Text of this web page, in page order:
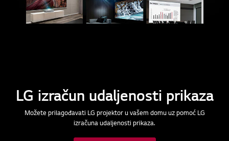
LG izračun udaljenosti prikaza
Možete prilagođavati LG projektor u vašem domu uz pomoć LG
izračuna udaljenosti prikaza.